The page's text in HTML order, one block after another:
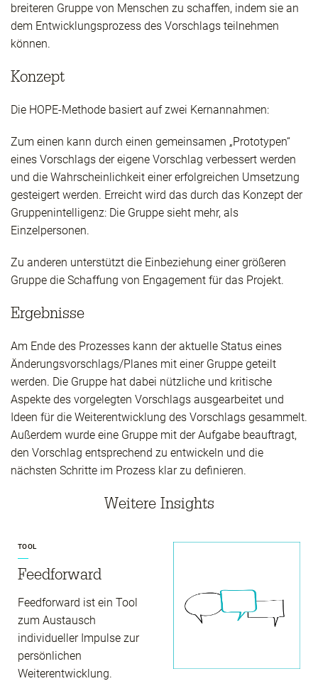
breiteren Gruppe von Menschen zu schaffen, indem sie an
dem Entwicklungsprozess des Vorschlags teilnehmen
können.
Konzept
Die HOPE-Methode basiert auf zwei Kernannahmen:
Zum einen kann durch einen gemeinsamen „Prototypen“
eines Vorschlags der eigene Vorschlag verbessert werden
und die Wahrscheinlichkeit einer erfolgreichen Umsetzung
gesteigert werden. Erreicht wird das durch das Konzept der
Gruppenintelligenz: Die Gruppe sieht mehr, als
Einzelpersonen.
Zu anderen unterstützt die Einbeziehung einer größeren
Gruppe die Schaffung von Engagement für das Projekt.
Ergebnisse
Am Ende des Prozesses kann der aktuelle Status eines
Änderungsvorschlags/Planes mit einer Gruppe geteilt
werden. Die Gruppe hat dabei nützliche und kritische
Aspekte des vorgelegten Vorschlags ausgearbeitet und
Ideen für die Weiterentwicklung des Vorschlags gesammelt.
Außerdem wurde eine Gruppe mit der Aufgabe beauftragt,
den Vorschlag entsprechend zu entwickeln und die
nächsten Schritte im Prozess klar zu definieren.
Weitere Insights
TOOL
Feed­forward
Feedforward ist ein Tool
zum Austausch
individueller Impulse zur
persönlichen
Weiterentwicklung.